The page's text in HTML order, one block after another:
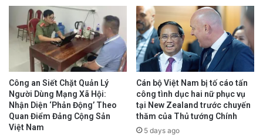
Công an Siết Chặt Quản Lý
Người Dùng Mạng Xã Hội:
Nhận Diện ‘Phản Động’ Theo
Quan Điểm Đảng Cộng Sản
Việt Nam
Cán bộ Việt Nam bị tố cáo tấn
công tình dục hai nữ phục vụ
tại New Zealand trước chuyến
thăm của Thủ tướng Chính
5 days ago